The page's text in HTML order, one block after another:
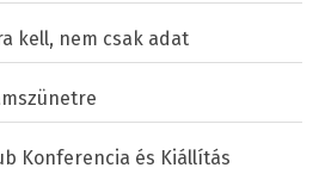
kell, nem csak adat
Konferencia és Kiállítás